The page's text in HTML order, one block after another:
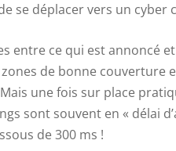
se déplacer vers un cyber
entre ce qui est annoncé
de bonne couverture
une fois sur place
sont souvent en « délai
de 300 ms !